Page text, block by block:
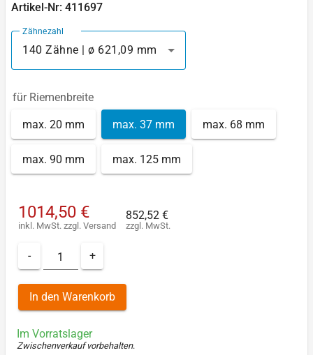
Artikel-Nr: 411697
Zähnezahl
140 Zähne | ø 621,09 mm
für Riemenbreite
max. 20 mm max. 37 mm max. 68 mm
max. 90 mm max. 125 mm
1014,50 €
inkl. MwSt. zzgl. Versand
852,52 €
zzgl. MwSt.
- +
In den Warenkorb
Im Vorratslager
Zwischenverkauf vorbehalten.